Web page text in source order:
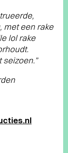
met een rake
lol rake